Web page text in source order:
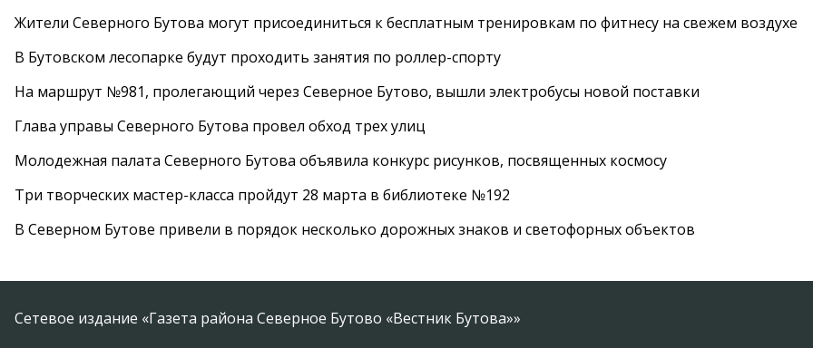
Жители Северного Бутова могут присоединиться к бесплатным тренировкам по фитнесу на свежем воздухе
В Бутовском лесопарке будут проходить занятия по роллер-спорту
На маршрут №981, пролегающий через Северное Бутово, вышли электробусы новой поставки
Глава управы Северного Бутова провел обход трех улиц
Молодежная палата Северного Бутова объявила конкурс рисунков, посвященных космосу
Три творческих мастер-класса пройдут 28 марта в библиотеке №192
В Северном Бутове привели в порядок несколько дорожных знаков и светофорных объектов
Сетевое издание «Газета района Северное Бутово «Вестник Бутова»»